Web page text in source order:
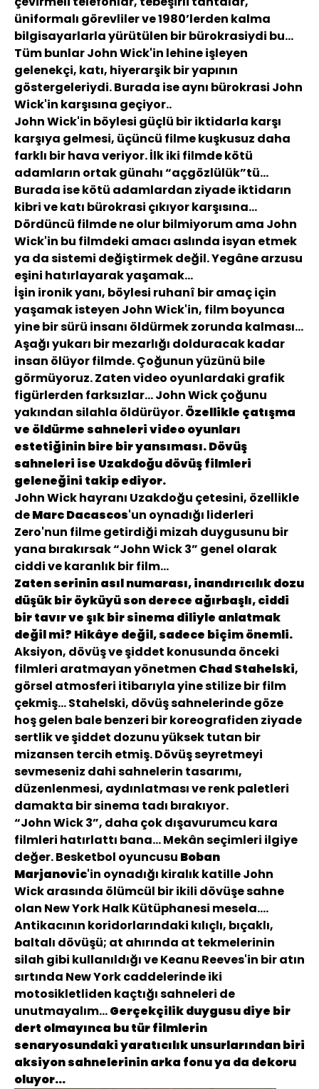
üniformalı görevliler ve 1980’lerden kalma
bilgisayarlarla yürütülen bir bürokrasiydi bu...
Tüm bunlar John Wick'in lehine işleyen
gelenekçi, katı, hiyerarşik bir yapının
göstergeleriydi. Burada ise aynı bürokrasi John
Wick'in karşısına geçiyor..
John Wick'in böylesi güçlü bir iktidarla karşı
karşıya gelmesi, üçüncü filme kuşkusuz daha
farklı bir hava veriyor. İlk iki filmde kötü
adamların ortak günahı “açgözlülük”tü...
Burada ise kötü adamlardan ziyade iktidarın
kibri ve katı bürokrasi çıkıyor karşısına...
Dördüncü filmde ne olur bilmiyorum ama John
Wick'in bu filmdeki amacı aslında isyan etmek
ya da sistemi değiştirmek değil. Yegâne arzusu
eşini hatırlayarak yaşamak...
İşin ironik yanı, böylesi ruhanî bir amaç için
yaşamak isteyen John Wick'in, film boyunca
yine bir sürü insanı öldürmek zorunda kalması...
Aşağı yukarı bir mezarlığı dolduracak kadar
insan ölüyor filmde. Çoğunun yüzünü bile
görmüyoruz. Zaten video oyunlardaki grafik
figürlerden farksızlar... John Wick çoğunu
yakından silahla öldürüyor.Özellikle çatışma
ve öldürme sahneleri video oyunları
estetiğinin bire bir yansıması. Dövüş
sahneleri ise Uzakdoğu dövüş filmleri
geleneğini takip ediyor.
John Wick hayranı Uzakdoğu çetesini, özellikle
deMarc Dacascos'un oynadığı liderleri
Zero'nun filme getirdiği mizah duygusunu bir
yana bırakırsak “John Wick 3” genel olarak
ciddi ve karanlık bir film...
Zaten serinin asıl numarası, inandırıcılık dozu
düşük bir öyküyü son derece ağırbaşlı, ciddi
bir tavır ve şık bir sinema diliyle anlatmak
değil mi? Hikâye değil, sadece biçim önemli.
Aksiyon, dövüş ve şiddet konusunda önceki
filmleri aratmayan yönetmen Chad Stahelski,
görsel atmosferi itibarıyla yine stilize bir film
çekmiş... Stahelski, dövüş sahnelerinde göze
hoş gelen bale benzeri bir koreografiden ziyade
sertlik ve şiddet dozunu yüksek tutan bir
mizansen tercih etmiş. Dövüş seyretmeyi
sevmeseniz dahi sahnelerin tasarımı,
düzenlenmesi, aydınlatması ve renk paletleri
damakta bir sinema tadı bırakıyor.
“John Wick 3”, daha çok dışavurumcu kara
filmleri hatırlattı bana... Mekân seçimleri ilgiye
değer. Besketbol oyuncusu Boban
Marjanovic'in oynadığı kiralık katille John
Wick arasında ölümcül bir ikili dövüşe sahne
olan New York Halk Kütüphanesi mesela....
Antikacının koridorlarındaki kılıçlı, bıçaklı,
baltalı dövüşü; at ahırında at tekmelerinin
silah gibi kullanıldığı ve Keanu Reeves'in bir atın
sırtında New York caddelerinde iki
motosikletliden kaçtığı sahneleri de
unutmayalım...Gerçekçilik duygusu diye bir
dert olmayınca bu tür filmlerin
senaryosundaki yaratıcılık unsurlarından biri
aksiyon sahnelerinin arka fonu ya da dekoru
oluyor...